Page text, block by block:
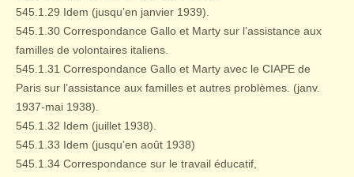
545.1.29 Idem (jusqu’en janvier 1939).
545.1.30 Correspondance Gallo et Marty sur l’assistance aux
familles de volontaires italiens.
545.1.31 Correspondance Gallo et Marty avec le CIAPE de
Paris sur l’assistance aux familles et autres problèmes. (janv.
1937-mai 1938).
545.1.32 Idem (juillet 1938).
545.1.33 Idem (jusqu’en août 1938)
545.1.34 Correspondance sur le travail éducatif,